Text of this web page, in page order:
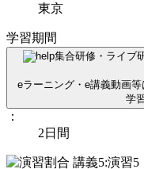
東京
学習期間
集合研修・ライブ
eラーニング・e講義動画
学
：
2日間